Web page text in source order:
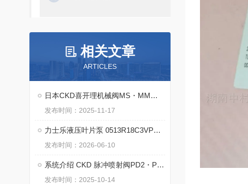
相关文章
ARTICLES
日本CKD喜开理机械阀MS・MM・MAVL系列技术特点
发布时间：2025-11-17
力士乐液压叶片泵 0513R18C3VPV32SM21HYB04 P1的优势
发布时间：2026-06-10
系统介绍 CKD 脉冲喷射阀PD2・PDV2・PD3・PDV3 系列
发布时间：2025-10-14